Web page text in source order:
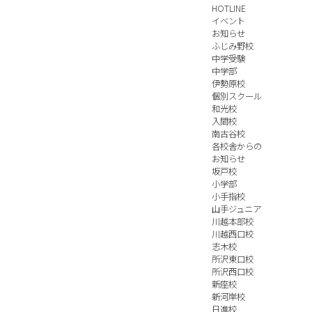
HOTLINE
イベント
お知らせ
ふじみ野校
中学受験
中学部
伊勢原校
個別スクール
和光校
入間校
南古谷校
各校舎からの
お知らせ
坂戸校
小学部
小手指校
山手ジュニア
川越本部校
川越西口校
志木校
所沢東口校
所沢西口校
新座校
新河岸校
日進校